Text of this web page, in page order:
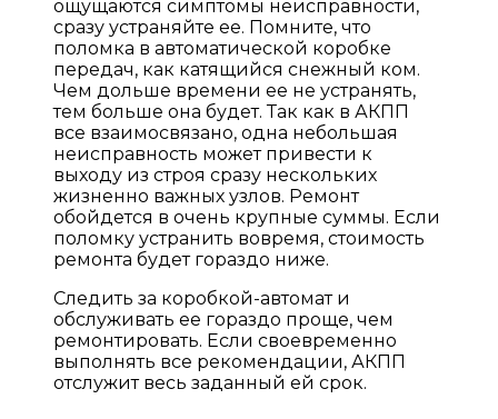
ощущаются симптомы неисправности,
сразу устраняйте ее. Помните, что
поломка в автоматической коробке
передач, как катящийся снежный ком.
Чем дольше времени ее не устранять,
тем больше она будет. Так как в АКПП
все взаимосвязано, одна небольшая
неисправность может привести к
выходу из строя сразу нескольких
жизненно важных узлов. Ремонт
обойдется в очень крупные суммы. Если
поломку устранить вовремя, стоимость
ремонта будет гораздо ниже.
Следить за коробкой-автомат и
обслуживать ее гораздо проще, чем
ремонтировать. Если своевременно
выполнять все рекомендации, АКПП
отслужит весь заданный ей срок.